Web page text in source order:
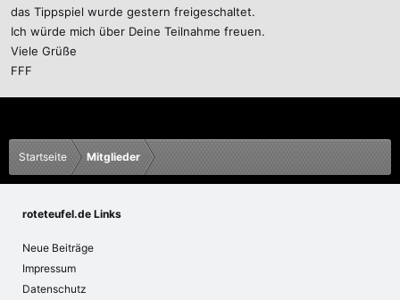
das Tippspiel wurde gestern freigeschaltet.
Ich würde mich über Deine Teilnahme freuen.
Viele Grüße
FFF
Startseite Mitglieder
roteteufel.de Links
Neue Beiträge
Impressum
Datenschutz